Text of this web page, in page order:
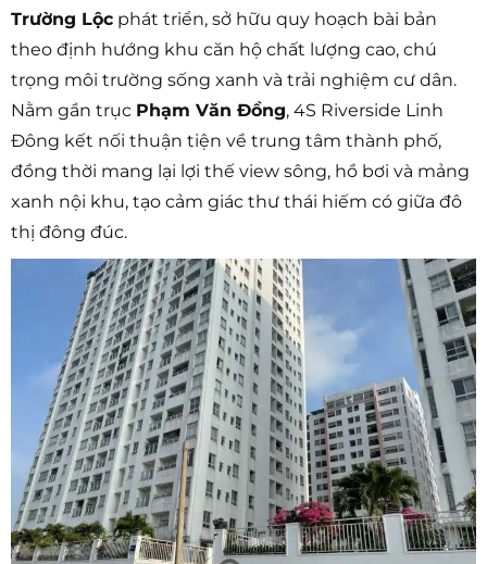
Trường Lộc phát triển, sở hữu quy hoạch bài bản
theo định hướng khu căn hộ chất lượng cao, chú
trọng môi trường sống xanh và trải nghiệm cư dân.
Nằm gần trục Phạm Văn Đồng, 4S Riverside Linh
Đông kết nối thuận tiện về trung tâm thành phố,
đồng thời mang lại lợi thế view sông, hồ bơi và mảng
xanh nội khu, tạo cảm giác thư thái hiếm có giữa đô
thị đông đúc.